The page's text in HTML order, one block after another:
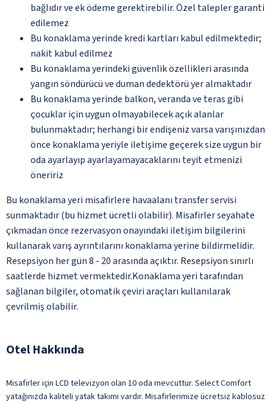
bağlıdır ve ek ödeme gerektirebilir. Özel talepler garanti
edilemez
Bu konaklama yerinde kredi kartları kabul edilmektedir;
nakit kabul edilmez
Bu konaklama yerindeki güvenlik özellikleri arasında
yangın söndürücü ve duman dedektörü yer almaktadır
Bu konaklama yerinde balkon, veranda ve teras gibi
çocuklar için uygun olmayabilecek açık alanlar
bulunmaktadır; herhangi bir endişeniz varsa varışınızdan
önce konaklama yeriyle iletişime geçerek size uygun bir
oda ayarlayıp ayarlayamayacaklarını teyit etmenizi
öneririz
Bu konaklama yeri misafirlere havaalanı transfer servisi
sunmaktadır (bu hizmet ücretli olabilir). Misafirler seyahate
çıkmadan önce rezervasyon onayındaki iletişim bilgilerini
kullanarak varış ayrıntılarını konaklama yerine bildirmelidir.
Resepsiyon her gün 8 - 20 arasında açıktır. Resepsiyon sınırlı
saatlerde hizmet vermektedir.Konaklama yeri tarafından
sağlanan bilgiler, otomatik çeviri araçları kullanılarak
çevrilmiş olabilir.
Otel Hakkında
Misafirler için LCD televizyon olan 10 oda mevcuttur. Select Comfort
yatağınızda kaliteli yatak takımı vardır. Misafirlerimize ücretsiz kablosuz